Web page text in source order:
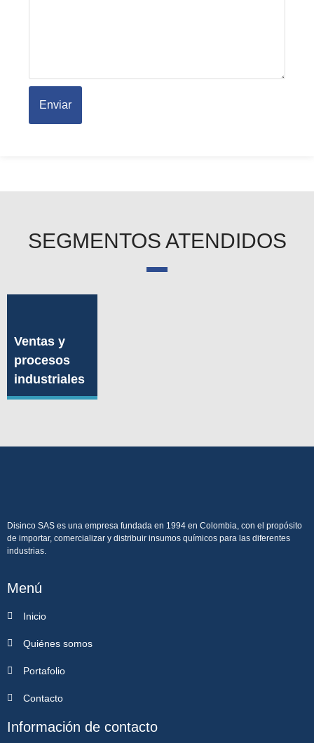
Enviar
SEGMENTOS ATENDIDOS
Ventas y
procesos
industriales
Disinco SAS es una empresa fundada en 1994 en Colombia, con el propósito
de importar, comercializar y distribuir insumos químicos para las diferentes
industrias.
Menú
Inicio
Quiénes somos
Portafolio
Contacto
Información de contacto